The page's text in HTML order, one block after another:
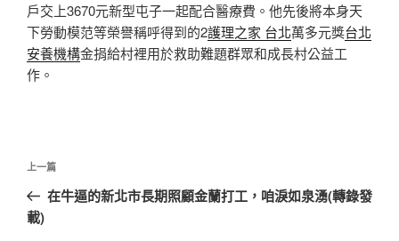
戶交上3670元新型屯子一起配合醫療費。他先後將本身天
下勞動模范等榮譽稱呼得到的2護理之家 台北萬多元獎台北
安養機構金捐給村裡用於救助難題群眾和成長村公益工
作。
文
導
覽
上
一
篇
上一篇
在牛逼的新北市長期照顧金蘭打工，咱淚如泉湧(轉錄發
載)